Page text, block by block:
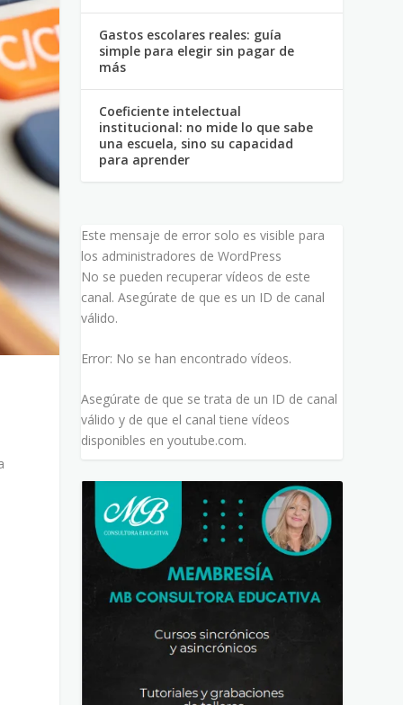
Gastos escolares reales: guía
simple para elegir sin pagar de
más
Coeficiente intelectual
institucional: no mide lo que sabe
una escuela, sino su capacidad
para aprender
Este mensaje de error solo es visible para
los administradores de WordPress
No se pueden recuperar vídeos de este
canal. Asegúrate de que es un ID de canal
válido.
Error: No se han encontrado vídeos.
Asegúrate de que se trata de un ID de canal
válido y de que el canal tiene vídeos
disponibles en youtube.com.